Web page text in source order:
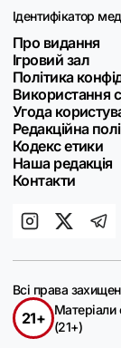
Ідентифікатор
Про видання
Ігровий зал
Політика
Використання
Угода
Редакційна
Кодекс етики
Наша редакція
Контакти
Всі права
21+
Матеріали
(21+)